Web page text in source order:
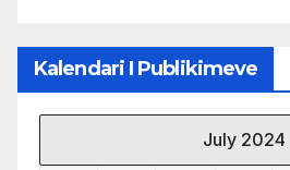
Kalendari I Publikimeve
July 2024